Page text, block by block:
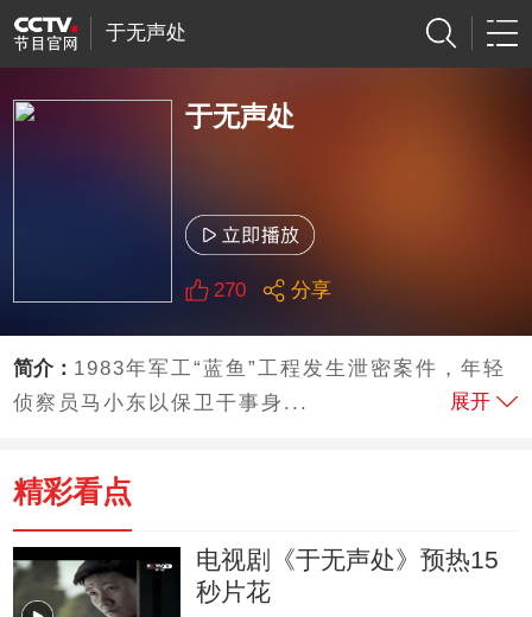
于无声处
于无声处
270 分享
简介： 1983年军工“蓝鱼”工程发生泄密案件，年轻
侦察员马小东以保卫干事身...
展开
精彩看点
电视剧《于无声处》预热15
秒片花